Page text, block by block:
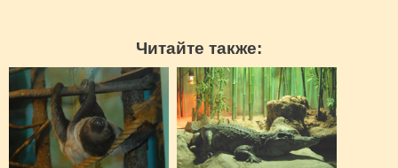
Читайте также: